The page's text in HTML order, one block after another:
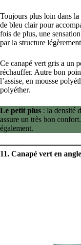
Toujours plus loin dans la
de bleu clair pour
fois de plus, une
par la structure
Ce canapé vert gris a un
réchauffer. Autre bon
l’assise, en mousse
polyéther.
Le petit plus : la densité
assure un très bon
également.
11. Canapé vert en